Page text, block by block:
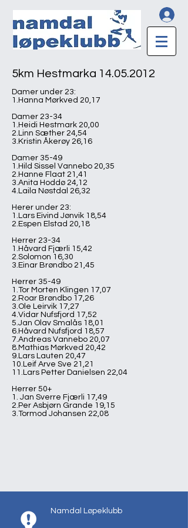
5km Hestmarka 14.05.2012
Damer under 23:
1.Hanna Mørkved 20,17
Damer 23-34
1.Heidi Hestmark 20,00
2.Linn Sæther 24,54
3.Kristin Åkerøy 26,16
Damer 35-49
1.Hild Sissel Vannebo 20,35
2.Hanne Flaat 21,41
3.Anita Hoddø 24,12
4.Laila Nøstdal 26,32
Herer under 23:
1.Lars Eivind Jønvik 18,54
2.Espen Elstad 20,18
Herrer 23-34
1.Håvard Fjærli 15,42
2.Solomon 16,30
3.Einar Brøndbo 21,45
Herrer 35-49
1.Tor Morten Klingen 17,07
2.Roar Brøndbo 17,26
3.Ole Leirvik 17,27
4.Vidar Nufsfjord 17,52
5.Jan Olav Smalås 18,01
6.Håvard Nufsfjord 18,57
7.Andreas Vannebo 20,07
8.Mathias Mørkved 20,42
9.Lars Lauten 20,47
10.Leif Arve Sve 21,21
11.Lars Petter Danielsen 22,04
Herrer 50+
1. Jan Sverre Fjærli 17,49
2.Per Asbjørn Grande 19,15
3.Tormod Johansen 22,08
Namdal Løpeklubb